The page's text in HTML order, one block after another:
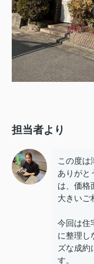
担当者より
この度は
ありがと
は、価格
大きいご
今回は住
に整理し
ズな成約
す。